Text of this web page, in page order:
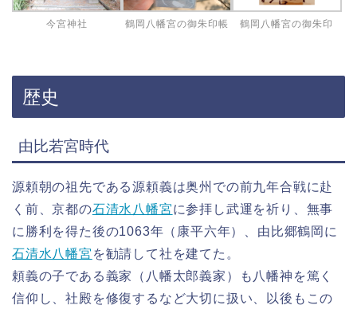
今宮神社 鶴岡八幡宮の御朱印帳 鶴岡八幡宮の御朱印
歴史
由比若宮時代
源頼朝の祖先である源頼義は奥州での前九年合戦に赴
く前、京都の石清水八幡宮に参拝し武運を祈り、無事
に勝利を得た後の1063年（康平六年）、由比郷鶴岡に
石清水八幡宮 を勧請して社を建てた。
頼義の子である義家（八幡太郎義家）も八幡神を篤く
信仰し、社殿を修復するなど大切に扱い、以後もこの